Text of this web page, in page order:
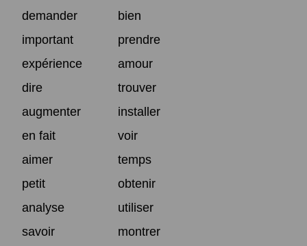
demander
bien
important
prendre
expérience
amour
dire
trouver
augmenter
installer
en fait
voir
aimer
temps
petit
obtenir
analyse
utiliser
savoir
montrer